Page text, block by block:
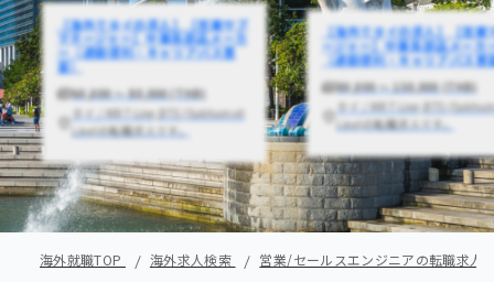
【海外でタイの求人】【営業サブ
マネージャー】中華系部品メーカ
ー（通勤便利・キャリアパス豊
富）
60,000 〜 80,000 (THB)
タイ / MRT Line,BTS (Sukhumvit
Line)の転職求人です。
【海外でタイの求人】【営業
ージャー】中華系部品メーカ
（通勤便利・キャリアパス豊
80,000 〜 150,000 (THB)
タイ / MRT Line,BTS
Line)の転職求人です。
海外就職TOP 海外求人検索 営業/セールスエンジニアの転職求人